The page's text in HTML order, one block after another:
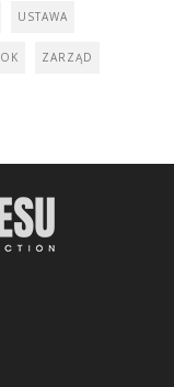
USTAWA
ZARZĄD